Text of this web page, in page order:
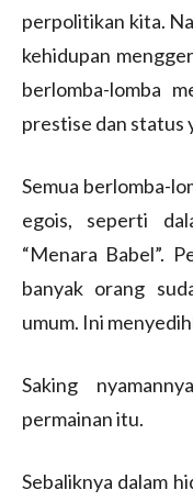
perpolitikan kita.
kehidupan
berlomba-lomba
prestise dan status
Semua berlomba-
egois, seperti
“Menara Babel”.
banyak orang
umum. Ini
Saking
permainan itu.
Sebaliknya dalam